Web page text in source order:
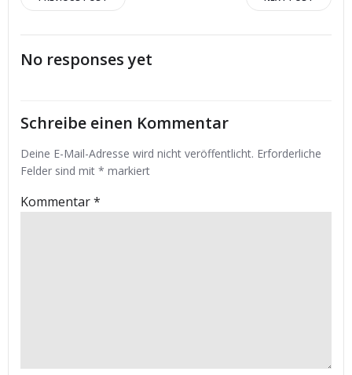
navigationnavigation
No responses yet
Schreibe einen Kommentar
Deine E-Mail-Adresse wird nicht veröffentlicht. Erforderliche
Felder sind mit * markiert
Kommentar*